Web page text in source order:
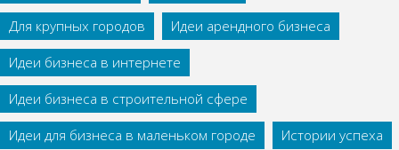
Для крупных городов
Идеи арендного бизнеса
Идеи бизнеса в интернете
Идеи бизнеса в строительной сфере
Идеи для бизнеса в маленьком городе
Истории успеха